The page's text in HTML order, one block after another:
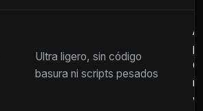
Ultra ligero, sin código
basura ni scripts pesados